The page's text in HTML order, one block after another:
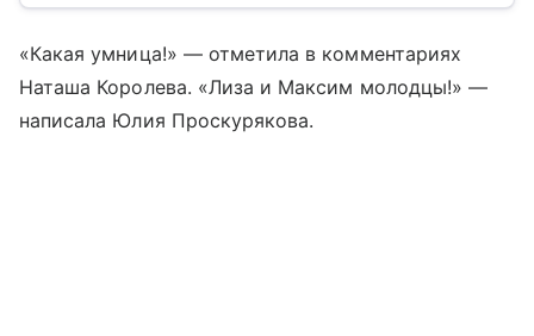
«Какая умница!» — отметила в комментариях
Наташа Королева. «Лиза и Максим молодцы!» —
написала Юлия Проскурякова.